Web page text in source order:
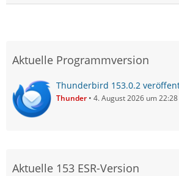
Aktuelle Programmversion
Thunderbird 153.0.2
Thunder 4. August 2026 um 22:28
Aktuelle 153 ESR-Version